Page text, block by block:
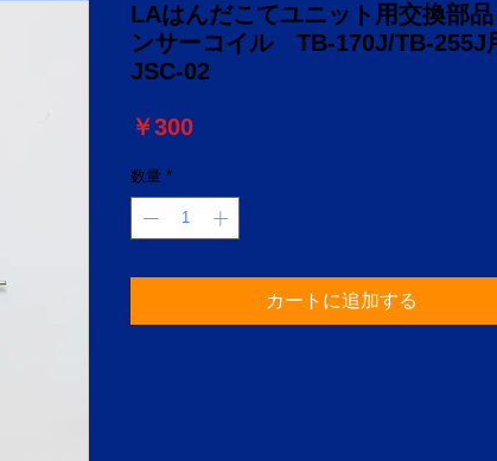
LAはんだこてユニット用交換部
ンサーコイル TB-170J/TB-
JSC-02
￥300価
数量 *
カートに追加する